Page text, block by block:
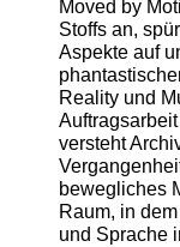
Moved by
Stoffs an,
Aspekte auf
Reality und
versteht
bewegliches
Raum, in
und Sprache